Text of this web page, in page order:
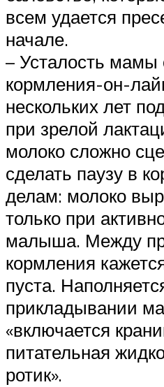
всем удается
начале.
– Усталость мамы
кормления-он-
нескольких лет
при зрелой
молоко сложно
сделать паузу в
делам: молоко
только при
малыша. Между
кормления
пуста.
прикладывании
«включается
питательная
ротик».